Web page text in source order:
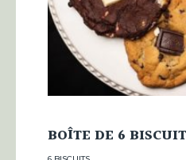
BOÎTE DE 6